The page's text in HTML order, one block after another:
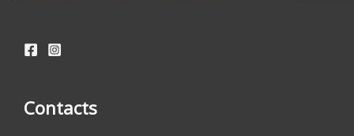
Contacts